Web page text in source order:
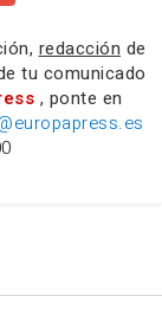
redacción de
tu comunicado
, ponte en